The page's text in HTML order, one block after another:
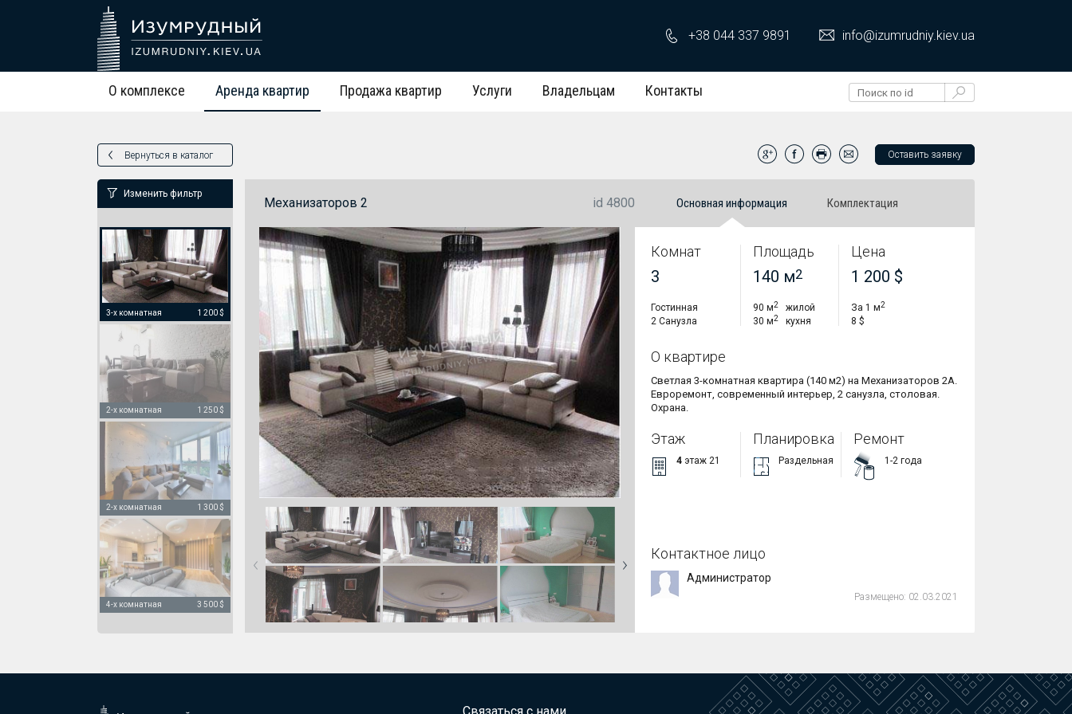
+38 044 337 9891 info@izumrudniy.kiev.ua
О комплексе Аренда квартир Продажа квартир Услуги Владельцам Контакты
Вернуться в каталог Оставить заявку
Изменить фильтр
3-х комнатная 1 200 $
2-х комнатная 1 250 $
2-х комнатная 1 300 $
4-х комнатная 3 500 $
Механизаторов 2 id 4800 Основная информация Комплектация
Комнат
3
Гостинная
2 Санузла
Площадь
140 м2
90 м2
жилой
30 м2 кухня
Цена
1 200 $
За 1 м2
8 $
О квартире
Евроремонт, современный интерьер, 2 санузла, столовая.
Охрана.
Этаж
4 этаж 21
Планировка
Раздельная
Ремонт
1-2 года
Контактное лицо
Администратор
Размещено: 02.03.2021